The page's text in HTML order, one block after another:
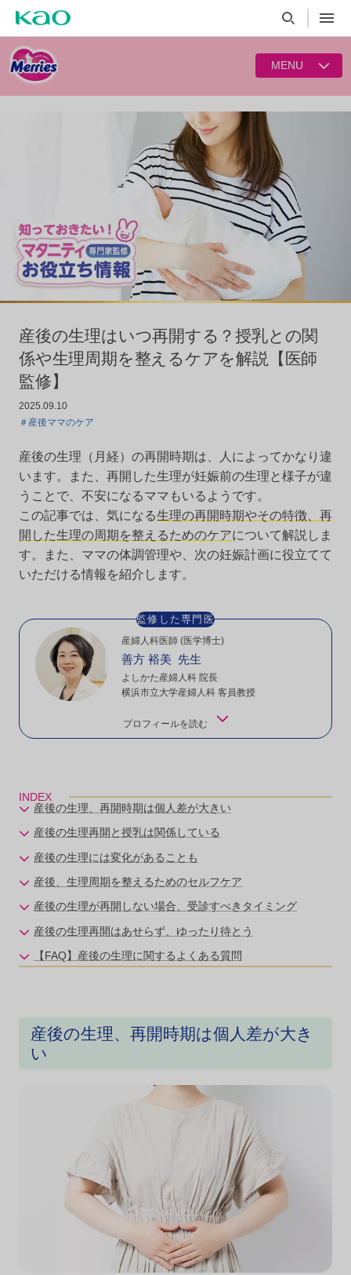
MENU
産後の生理はいつ再開する？授乳との関
係や生理周期を整えるケアを解説【医師
監修】
2025.09.10
＃産後ママのケア
産後の生理（月経）の再開時期は、人によってかなり違
います。また、再開した生理が妊娠前の生理と様子が違
うことで、不安になるママもいるようです。
この記事では、気になる生理の再開時期やその特徴、再
開した生理の周期を整えるためのケアについて解説しま
す。また、ママの体調管理や、次の妊娠計画に役立てて
いただける情報を紹介します。
監修した専門医
産婦人科医師 (医学博士)
善方 裕美 先生
よしかた産婦人科 院長
横浜市立大学産婦人科 客員教授
プロフィールを読む
INDEX
産後の生理、再開時期は個人差が大きい
産後の生理再開と授乳は関係している
産後の生理には変化があることも
産後、生理周期を整えるためのセルフケア
産後の生理が再開しない場合、受診すべきタイミング
産後の生理再開はあせらず、ゆったり待とう
【FAQ】産後の生理に関するよくある質問
産後の生理、再開時期は個人差が大き
い